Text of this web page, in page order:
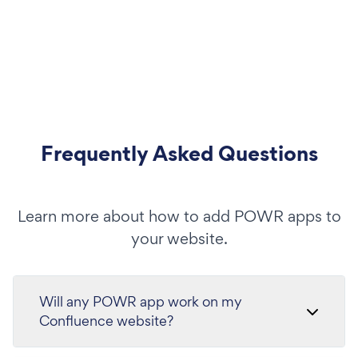
Frequently Asked Questions
Learn more about how to add POWR apps to
your website.
Will any POWR app work on my
Confluence website?